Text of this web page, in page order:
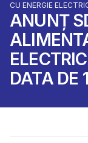
CU ENERGIE
ANUNȚ
DATA DE